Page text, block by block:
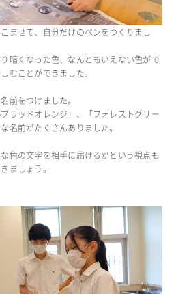
ませて、自分だけのペンをつくりまし
暗くなった色、なんともいえない色がで
むことができました。
前をつけました。
ラッドオレンジ」、「フォレストグリー
名前がたくさんありました。
色の文字を相手に届けるかという視点も
ましょう。